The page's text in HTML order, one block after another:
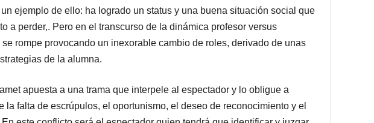
ejemplo de ello: ha logrado un status y una buena situación social que
a perder,. Pero en el transcurso de la dinámica profesor versus
rompe provocando un inexorable cambio de roles, derivado de unas
de la alumna.
apuesta a una trama que interpele al espectador y lo obligue a
la falta de escrúpulos, el oportunismo, el deseo de reconocimiento y el